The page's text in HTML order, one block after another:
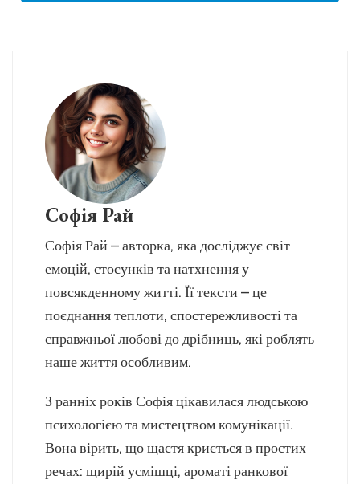
Софія Рай
Софія Рай – авторка, яка досліджує світ
емоцій, стосунків та натхнення у
повсякденному житті. Її тексти – це
поєднання теплоти, спостережливості та
справжньої любові до дрібниць, які роблять
наше життя особливим.
З ранніх років Софія цікавилася людською
психологією та мистецтвом комунікації.
Вона вірить, що щастя криється в простих
речах: щирій усмішці, ароматі ранкової